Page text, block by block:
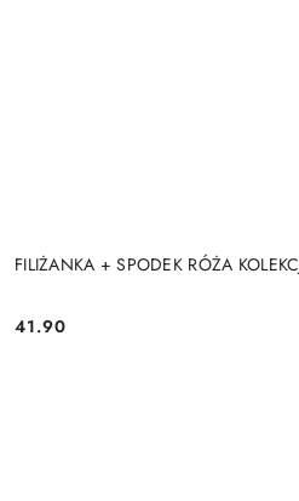
FILIŻANKA + SPODEK RÓŻA
Cena:
41.90